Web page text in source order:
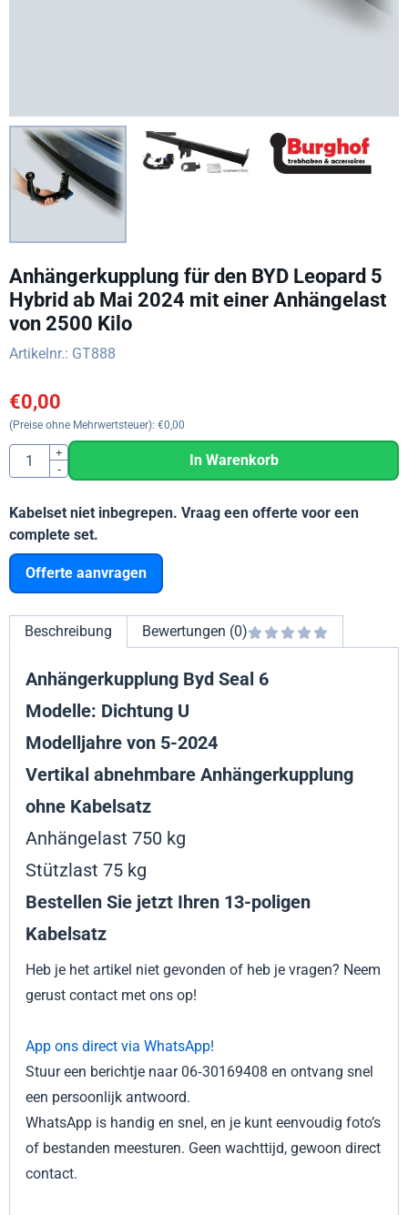
Anhängerkupplung für den BYD Leopard 5
Hybrid ab Mai 2024 mit einer Anhängelast
von 2500 Kilo
Artikelnr.: GT888
€0,00
(Preise ohne Mehrwertsteuer): €0,00
Anzahl
+
-
In Warenkorb
Kabelset niet inbegrepen. Vraag een offerte voor een
complete set.
Offerte aanvragen
Beschreibung Bewertungen (0)
Anhängerkupplung Byd Seal 6
Modelle: Dichtung U
Modelljahre von 5-2024
Vertikal abnehmbare Anhängerkupplung
ohne Kabelsatz
Anhängelast 750 kg
Stützlast 75 kg
Bestellen Sie jetzt Ihren 13-poligen
Kabelsatz
Heb je het artikel niet gevonden of heb je vragen? Neem
gerust contact met ons op!
App ons direct via WhatsApp!
Stuur een berichtje naar 06‑30169408 en ontvang snel
een persoonlijk antwoord.
WhatsApp is handig en snel, en je kunt eenvoudig foto’s
of bestanden meesturen. Geen wachttijd, gewoon direct
contact.